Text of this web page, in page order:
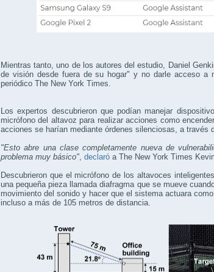
Mientras tanto, uno de los autores del estudio, Daniel
de visión desde fuera de su hogar" y no darle acceso
periódico The New York Times.
Los expertos descubrieron que podían manejar
micrófono del altavoz para realizar acciones como
acciones se harían mediante órdenes silenciosas, a través
"Esto abre una clase completamente nueva de
problema muy básico" declaró a The New York Times
Descubrieron que el micrófono de los altavoces
una pequeña pieza llamada diafragma que se mueve
movimiento del sonido y hacer que el sistema actuara
incluso a más de 105 metros de distancia.